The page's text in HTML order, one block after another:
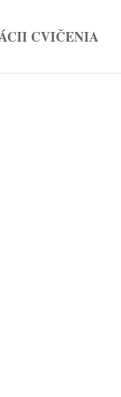
CVIČENIA